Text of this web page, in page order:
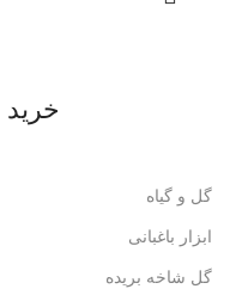
خرید
گل و گیاه
ابزار باغبانی
گل شاخه بریده